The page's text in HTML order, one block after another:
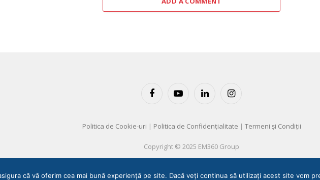
FacebookYouTubeLinkedInInstagram
Politica de Cookie-uri | Politica de Confidențialitate | Termeni și Condiții
Copyright © 2025 EM360 Group
că vă oferim cea mai bună experiență pe site. Dacă veți continua să utilizați acest site vom